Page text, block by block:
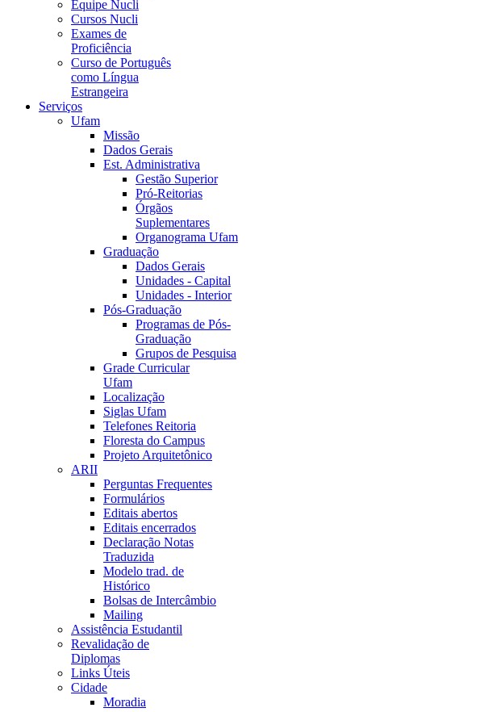
Equipe Nucli
Cursos Nucli
Exames de
Proficiência
Curso de Português
como Língua
Estrangeira
Serviços
Ufam
Missão
Dados Gerais
Est. Administrativa
Gestão Superior
Pró-Reitorias
Órgãos
Suplementares
Organograma Ufam
Graduação
Dados Gerais
Unidades - Capital
Unidades - Interior
Pós-Graduação
Programas de Pós-
Graduação
Grupos de Pesquisa
Grade Curricular
Ufam
Localização
Siglas Ufam
Telefones Reitoria
Floresta do Campus
Projeto Arquitetônico
ARII
Perguntas Frequentes
Formulários
Editais abertos
Editais encerrados
Declaração Notas
Traduzida
Modelo trad. de
Histórico
Bolsas de Intercâmbio
Mailing
Assistência Estudantil
Revalidação de
Diplomas
Links Úteis
Cidade
Moradia